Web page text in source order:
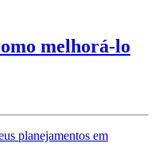
melhorá-lo